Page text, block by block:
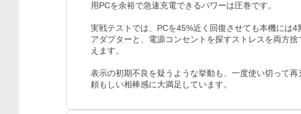
用PCを余裕で急速充電できるパワーは圧巻です。
実戦テストでは、PCを45%近く回復させても本機には
アダプターと、電源コンセントを探すストレスを両方
えます。
表示の初期不良を疑うような挙動も、一度使い切って
頼もしい相棒感に大満足しています。